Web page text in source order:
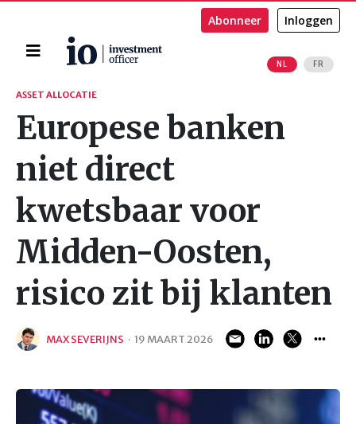
Home
NL FR
Abonneer Inloggen
Zoeken
ASSET ALLOCATIE
Europese banken
niet direct
kwetsbaar voor
Midden-Oosten,
risico zit bij klanten
MAX SEVERIJNS · 19 MAART 2026